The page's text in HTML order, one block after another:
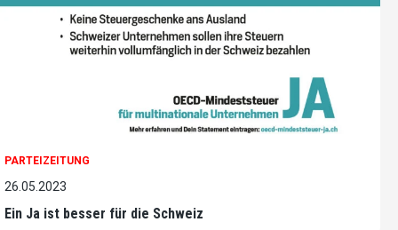
PARTEIZEITUNG
26.05.2023
Ein Ja ist besser für die Schweiz